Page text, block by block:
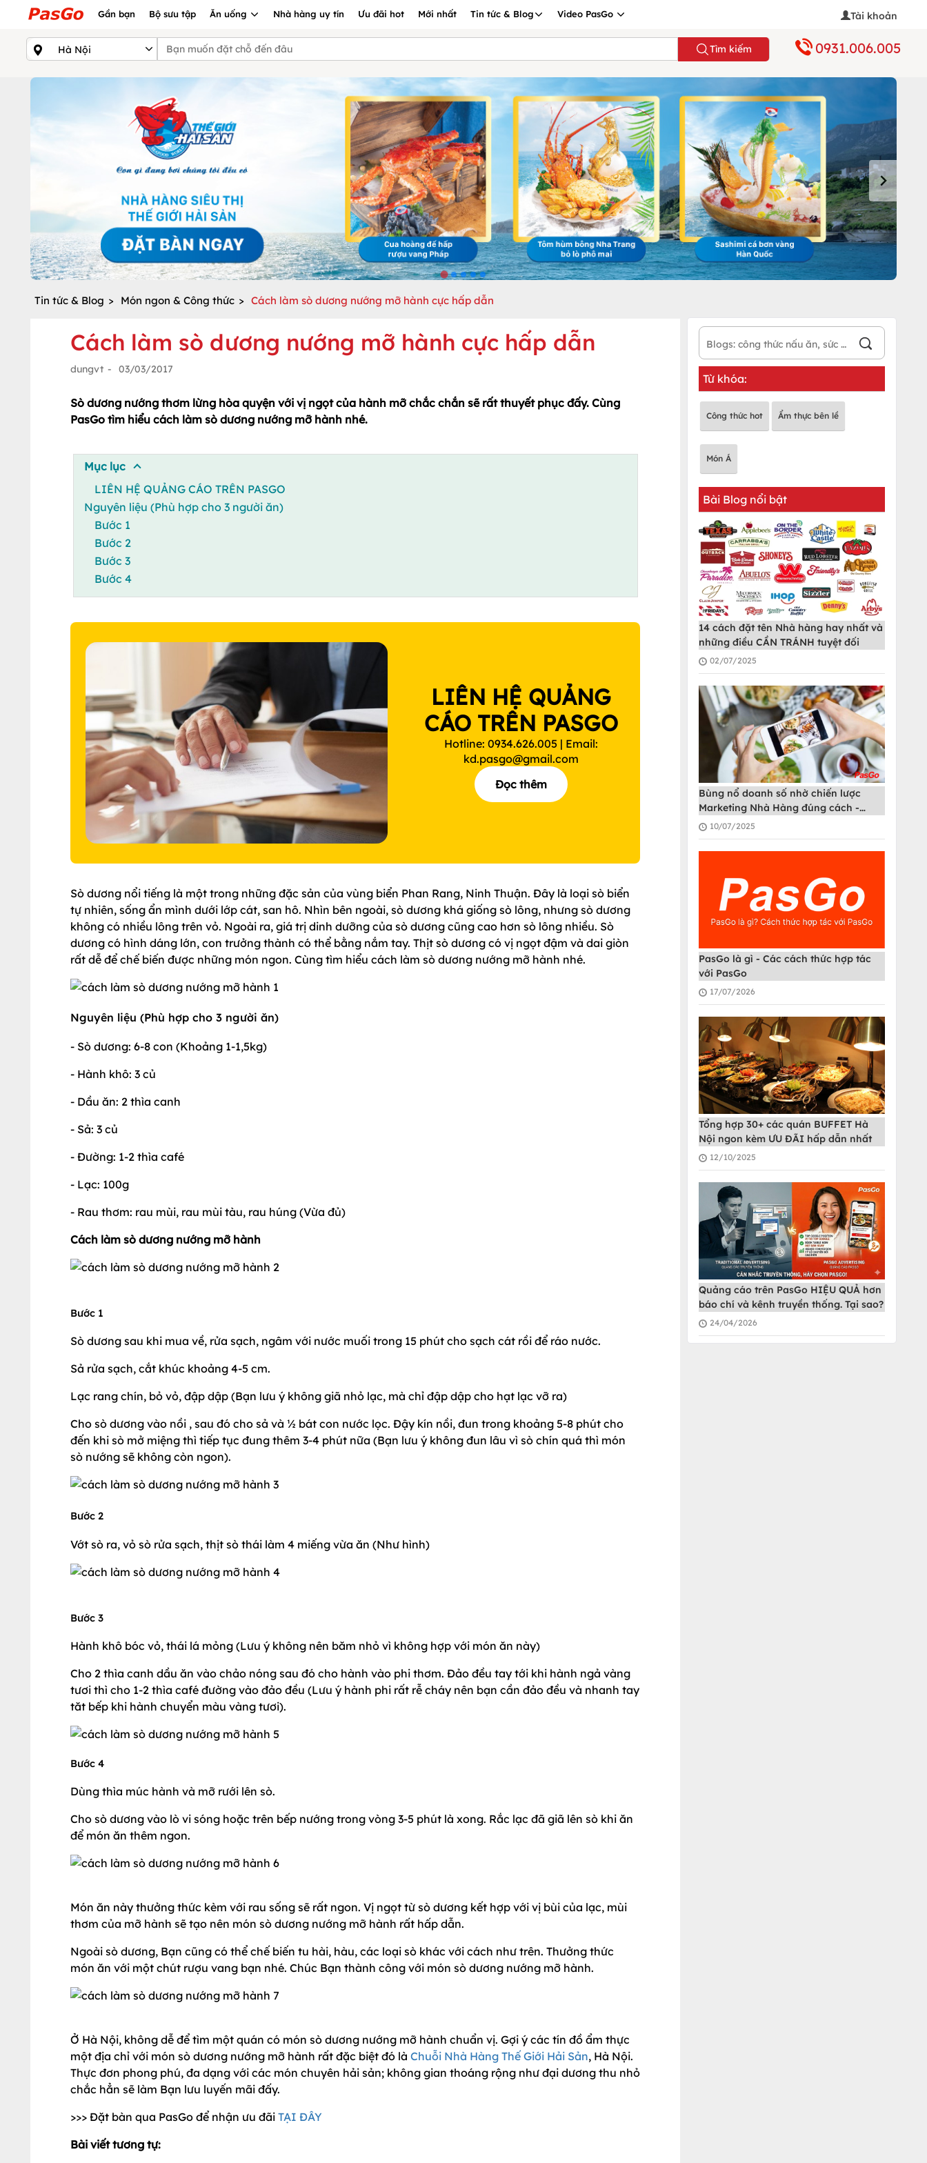
Gần bạn Bộ sưu tập Ăn uống Nhà hàng uy tín Ưu đãi hot Mới nhất Tin tức & Blog Video PasGo Tài khoản
Tìm kiếm 0931.006.005
Tin tức & Blog > Món ngon & Công thức > Cách làm sò dương nướng mỡ hành cực hấp dẫn
Cách làm sò dương nướng mỡ hành cực hấp dẫn
dungvt - 03/03/2017
Sò dương nướng thơm lừng hòa quyện với vị ngọt của hành mỡ chắc chắn sẽ rất thuyết phục đấy. Cùng
PasGo tìm hiểu cách làm sò dương nướng mỡ hành nhé.
Mục lục
LIÊN HỆ QUẢNG CÁO TRÊN PASGO
Nguyên liệu (Phù hợp cho 3 người ăn)
Bước 1
Bước 2
Bước 3
Bước 4
LIÊN HỆ QUẢNG
CÁO TRÊN PASGO
Hotline: 0934.626.005 | Email:
kd.pasgo@gmail.com
Đọc thêm
Sò dương nổi tiếng là một trong những đặc sản của vùng biển Phan Rang, Ninh Thuận. Đây là loại sò biển
tự nhiên, sống ẩn mình dưới lớp cát, san hô. Nhìn bên ngoài, sò dương khá giống sò lông, nhưng sò dương
không có nhiều lông trên vỏ. Ngoài ra, giá trị dinh dưỡng của sò dương cũng cao hơn sò lông nhiều. Sò
dương có hình dáng lớn, con trưởng thành có thể bằng nắm tay. Thịt sò dương có vị ngọt đậm và dai giòn
rất dễ để chế biến được những món ngon. Cùng tìm hiểu cách làm sò dương nướng mỡ hành nhé.
Nguyên liệu (Phù hợp cho 3 người ăn)
- Sò dương: 6-8 con (Khoảng 1-1,5kg)
- Hành khô: 3 củ
- Dầu ăn: 2 thìa canh
- Sả: 3 củ
- Đường: 1-2 thìa café
- Lạc: 100g
- Rau thơm: rau mùi, rau mùi tàu, rau húng (Vừa đủ)
Cách làm sò dương nướng mỡ hành
Bước 1
Sò dương sau khi mua về, rửa sạch, ngâm với nước muối trong 15 phút cho sạch cát rồi để ráo nước.
Sả rửa sạch, cắt khúc khoảng 4-5 cm.
Lạc rang chín, bỏ vỏ, đập dập (Bạn lưu ý không giã nhỏ lạc, mà chỉ đập dập cho hạt lạc vỡ ra)
Cho sò dương vào nồi , sau đó cho sả và ½ bát con nước lọc. Đậy kín nồi, đun trong khoảng 5-8 phút cho
đến khi sò mở miệng thì tiếp tục đung thêm 3-4 phút nữa (Bạn lưu ý không đun lâu vì sò chín quá thì món
sò nướng sẽ không còn ngon).
Bước 2
Vớt sò ra, vỏ sò rửa sạch, thịt sò thái làm 4 miếng vừa ăn (Như hình)
Bước 3
Hành khô bóc vỏ, thái lá mỏng (Lưu ý không nên băm nhỏ vì không hợp với món ăn này)
Cho 2 thìa canh dầu ăn vào chảo nóng sau đó cho hành vào phi thơm. Đảo đều tay tới khi hành ngả vàng
tươi thì cho 1-2 thìa café đường vào đảo đều (Lưu ý hành phi rất rễ cháy nên bạn cần đảo đều và nhanh tay
tăt bếp khi hành chuyển màu vàng tươi).
Bước 4
Dùng thìa múc hành và mỡ rưới lên sò.
Cho sò dương vào lò vi sóng hoặc trên bếp nướng trong vòng 3-5 phút là xong. Rắc lạc đã giã lên sò khi ăn
để món ăn thêm ngon.
Món ăn này thưởng thức kèm với rau sống sẽ rất ngon. Vị ngọt từ sò dương kết hợp với vị bùi của lạc, mùi
thơm của mỡ hành sẽ tạo nên món sò dương nướng mỡ hành rất hấp dẫn.
Ngoài sò dương, Bạn cũng có thể chế biến tu hài, hàu, các loại sò khác với cách như trên. Thưởng thức
món ăn với một chút rượu vang bạn nhé. Chúc Bạn thành công với món sò dương nướng mỡ hành.
Ở Hà Nội, không dễ để tìm một quán có món sò dương nướng mỡ hành chuẩn vị. Gợi ý các tín đồ ẩm thực
một địa chỉ với món sò dương nướng mỡ hành rất đặc biệt đó là Chuỗi Nhà Hàng Thế Giới Hải Sản, Hà Nội.
Thực đơn phong phú, đa dạng với các món chuyên hải sản; không gian thoáng rộng như đại dương thu nhỏ
chắc hẳn sẽ làm Bạn lưu luyến mãi đấy.
>>> Đặt bàn qua PasGo để nhận ưu đãi TẠI ĐÂY
Bài viết tương tự:
Từ khóa:
Công thức hot Ẩm thực bên lề
Món Á
Bài Blog nổi bật
14 cách đặt tên Nhà hàng hay nhất và
những điều CẦN TRÁNH tuyệt đối
02/07/2025
Bùng nổ doanh số nhờ chiến lược
Marketing Nhà Hàng đúng cách -
PasGo
10/07/2025
PasGo là gì - Các cách thức hợp tác
với PasGo
17/07/2026
Tổng hợp 30+ các quán BUFFET Hà
Nội ngon kèm ƯU ĐÃI hấp dẫn nhất
12/10/2025
Quảng cáo trên PasGo HIỆU QUẢ hơn
báo chí và kênh truyền thống. Tại sao?
24/04/2026